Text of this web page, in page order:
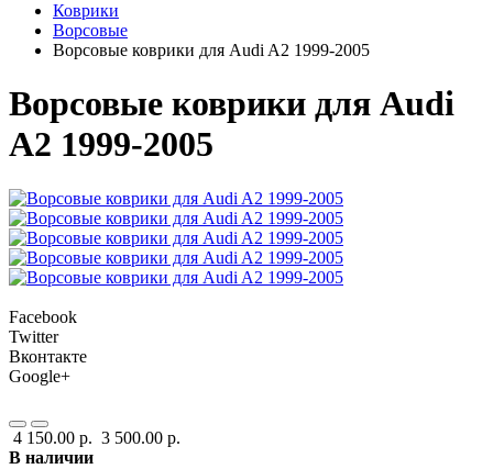
Коврики
Ворсовые
Ворсовые коврики для Audi A2 1999-2005
Ворсовые коврики для Audi
A2 1999-2005
Facebook
Twitter
Вконтакте
Google+
4 150.00 р. 3 500.00 р.
В наличии